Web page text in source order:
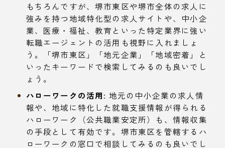
もちろんですが、堺市東区や堺市全体の求人に
強みを持つ地域特化型の求人サイトや、中小企
業、医療・福祉、教育といった特定業界に強い
転職エージェントの活用も視野に入れましょ
う。「堺市東区」「地元企業」「地域密着」と
いったキーワードで検索してみるのも良いでし
ょう。
ハローワークの活用: 地元の中小企業の求人情
報や、地域に特化した就職支援情報が得られる
ハローワーク（公共職業安定所）も、情報収集
の手段として有効です。堺市東区を管轄するハ
ローワークの窓口で相談してみるのも良いでし